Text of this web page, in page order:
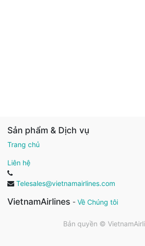
Sản phẩm & Dịch vụ
Trang chủ
Liên hệ
Telesales@vietnamairlines.com
VietnamAirlines - Về Chúng tôi
Bản quyền ©